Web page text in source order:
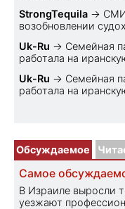
StrongTequila →
возобновлении
Uk-Ru → Семейная
работала на
Uk-Ru → Семейная
работала на
Обсуждаемое
Самое
В Израиле выросли
уезжают